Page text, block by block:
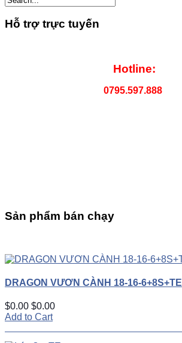
Hỗ trợ trực tuyến
Hotline:
0795.597.888
Sản phẩm bán chạy
DRAGON VƯƠN CÀNH 18-16-6+8S+TE
$0.00 $0.00
Add to Cart